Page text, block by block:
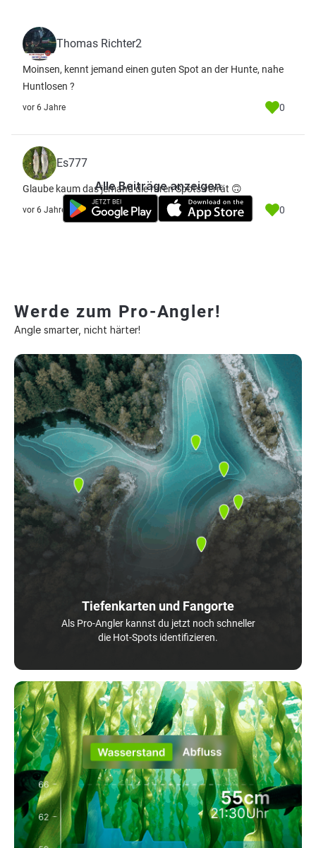
Thomas Richter2
Moinsen, kennt jemand einen guten Spot an der Hunte, nahe
Huntlosen ?
vor 6 Jahre 0
Es777
Glaube kaum das jemand die raren Spots verrät 🙃
vor 6 Jahre 0
Alle Beiträge anzeigen
Werde zum Pro-Angler!
Angle smarter, nicht härter!
Tiefenkarten und Fangorte
Als Pro-Angler kannst du jetzt noch schneller
die Hot-Spots identifizieren.